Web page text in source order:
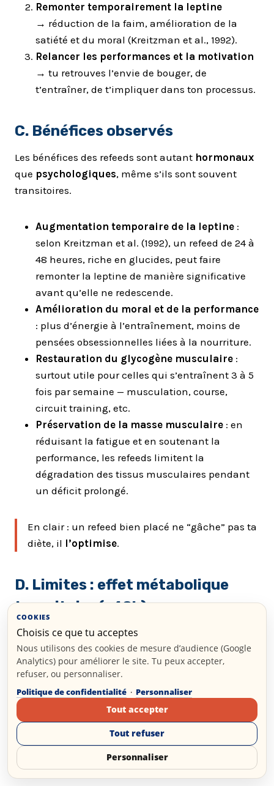
Remonter temporairement la leptine
→ réduction de la faim, amélioration de la
satiété et du moral (Kreitzman et al., 1992).
Relancer les performances et la motivation
→ tu retrouves l’envie de bouger, de
t’entraîner, de t’impliquer dans ton processus.
C. Bénéfices observés
Les bénéfices des refeeds sont autant hormonaux
que psychologiques, même s’ils sont souvent
transitoires.
Augmentation temporaire de la leptine :
selon Kreitzman et al. (1992), un refeed de 24 à
48 heures, riche en glucides, peut faire
remonter la leptine de manière significative
avant qu’elle ne redescende.
Amélioration du moral et de la performance
: plus d’énergie à l’entraînement, moins de
pensées obsessionnelles liées à la nourriture.
Restauration du glycogène musculaire :
surtout utile pour celles qui s’entraînent 3 à 5
fois par semaine — musculation, course,
circuit training, etc.
Préservation de la masse musculaire : en
réduisant la fatigue et en soutenant la
performance, les refeeds limitent la
dégradation des tissus musculaires pendant
un déficit prolongé.
En clair : un refeed bien placé ne “gâche” pas ta
diète, il l’optimise.
D. Limites : effet métabolique
transitoire (<48h)
Comme pour le diet break, il ne faut pas idéaliser
les refeeds.
Leurimpact hormonal est court— la leptine, par
exemple, revient à la baisse dès le lendemain du
retour au déficit.
👉 Ce n’est donc pas un remède métabolique
mais
un outil de maintien de performance et
d’adhésion.
COOKIES
Choisis ce que tu acceptes
Nous utilisons des cookies de mesure d’audience (Google
Analytics) pour améliorer le site. Tu peux accepter,
refuser, ou personnaliser.
Politique de confidentialité · Personnaliser
Tout accepter
Tout refuser
Personnaliser